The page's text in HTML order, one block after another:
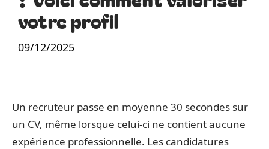
votre profil
09/12/2025
Un recruteur passe en moyenne 30 secondes sur
un CV, même lorsque celui-ci ne contient aucune
expérience professionnelle. Les candidatures